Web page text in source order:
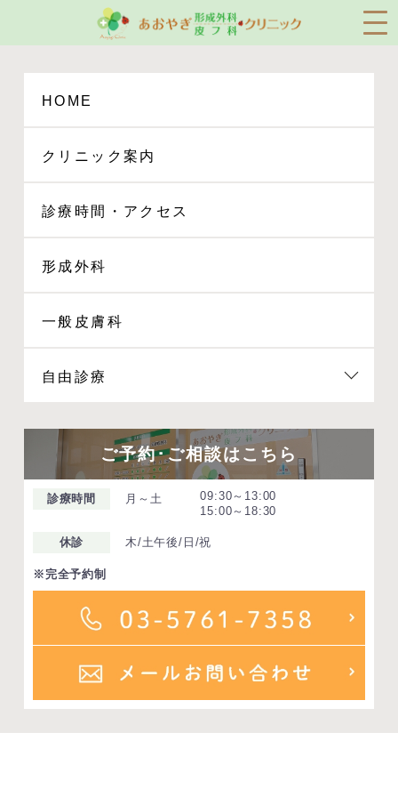
HOME
クリニック案内
診療時間・アクセス
形成外科
一般皮膚科
自由診療
ご予約･ご相談はこちら
診療時間 月～土
09:30～13:00
15:00～18:30
休診 木/土午後/日/祝
※完全予約制
HOME